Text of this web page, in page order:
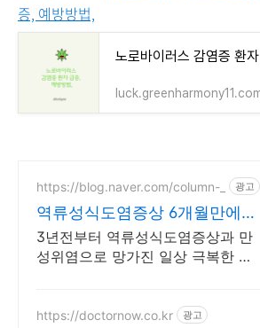
증, 예방방법,
노로바이러스 감염증 환
https://blog.naver.com/column-_ 광고
역류성식도염증상 6개월만에
해결한 방법 공유합니다.
3년전부터 역류성식도염증상과 만
성위염으로 망가진 일상 극복한 방
https://doctornow.co.kr 광고